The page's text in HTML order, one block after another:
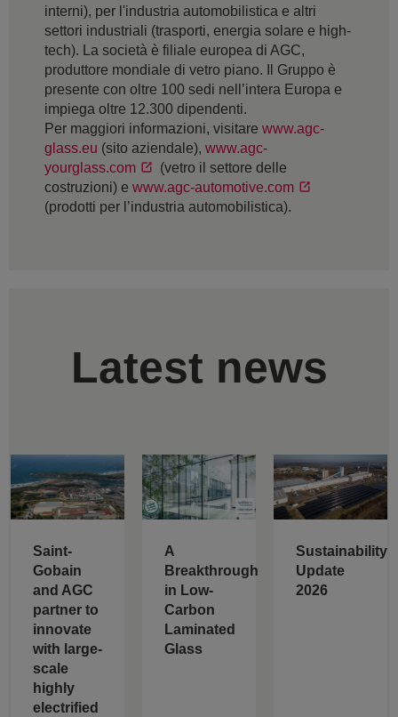
interni), per l'industria automobilistica e altri
settori industriali (trasporti, energia solare e high-
tech). La società è filiale europea di AGC,
produttore mondiale di vetro piano. Il Gruppo è
presente con oltre 100 sedi nell’intera Europa e
impiega oltre 12.300 dipendenti.
Per maggiori informazioni, visitare www.agc-
glass.eu (sito aziendale), www.agc-
yourglass.com
(vetro il settore delle
costruzioni) e www.agc-automotive.com
(prodotti per l’industria automobilistica).
Latest news
Saint-
Gobain
and AGC
partner to
innovate
with large-
scale
highly
electrified
A
Breakthrough
in Low-
Carbon
Laminated
Glass
Sustainability
Update
2026